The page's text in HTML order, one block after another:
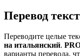
Перевод
Переводите целые
на итальянский.
варианты перевода,